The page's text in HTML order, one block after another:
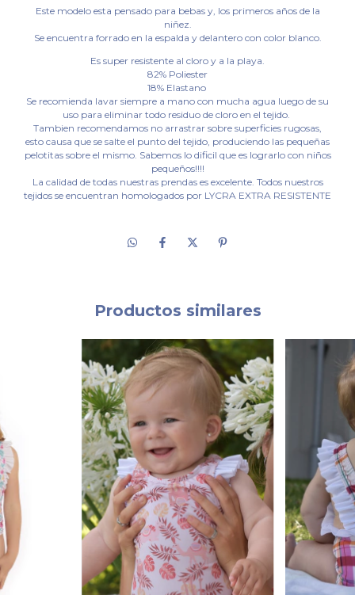
Este modelo esta pensado para bebas y, los primeros años de la
niñez.
Se encuentra forrado en la espalda y delantero con color blanco.
Es super resistente al cloro y a la playa.
82% Poliester
18% Elastano
Se recomienda lavar siempre a mano con mucha agua luego de su
uso para eliminar todo residuo de cloro en el tejido.
Tambien recomendamos no arrastrar sobre superficies rugosas,
esto causa que se salte el punto del tejido, produciendo las pequeñas
pelotitas sobre el mismo. Sabemos lo dificil que es lograrlo con niños
pequeños!!!!
La calidad de todas nuestras prendas es excelente. Todos nuestros
tejidos se encuentran homologados por LYCRA EXTRA RESISTENTE
Productos similares